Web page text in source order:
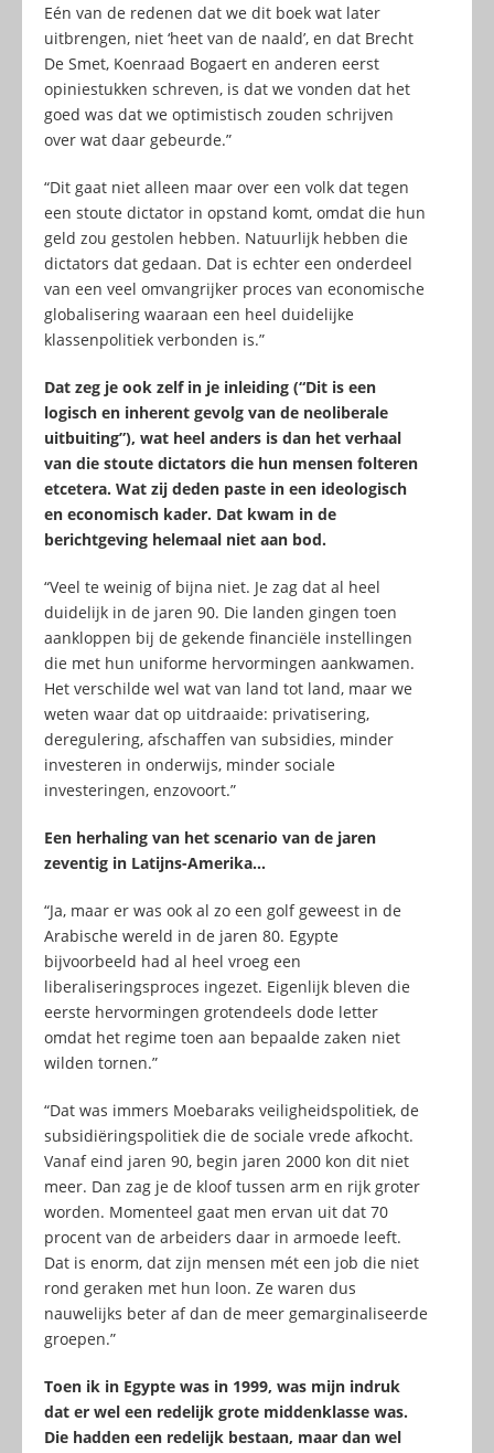
Eén van de redenen dat we dit boek wat later
uitbrengen, niet ‘heet van de naald’, en dat Brecht
De Smet, Koenraad Bogaert en anderen eerst
opiniestukken schreven, is dat we vonden dat het
goed was dat we optimistisch zouden schrijven
over wat daar gebeurde.”
“Dit gaat niet alleen maar over een volk dat tegen
een stoute dictator in opstand komt, omdat die hun
geld zou gestolen hebben. Natuurlijk hebben die
dictators dat gedaan. Dat is echter een onderdeel
van een veel omvangrijker proces van economische
globalisering waaraan een heel duidelijke
klassenpolitiek verbonden is.”
Dat zeg je ook zelf in je inleiding (“Dit is een
logisch en inherent gevolg van de neoliberale
uitbuiting”), wat heel anders is dan het verhaal
van die stoute dictators die hun mensen folteren
etcetera. Wat zij deden paste in een ideologisch
en economisch kader. Dat kwam in de
berichtgeving helemaal niet aan bod.
“Veel te weinig of bijna niet. Je zag dat al heel
duidelijk in de jaren 90. Die landen gingen toen
aankloppen bij de gekende financiële instellingen
die met hun uniforme hervormingen aankwamen.
Het verschilde wel wat van land tot land, maar we
weten waar dat op uitdraaide: privatisering,
deregulering, afschaffen van subsidies, minder
investeren in onderwijs, minder sociale
investeringen, enzovoort.”
Een herhaling van het scenario van de jaren
zeventig in Latijns-Amerika…
“Ja, maar er was ook al zo een golf geweest in de
Arabische wereld in de jaren 80. Egypte
bijvoorbeeld had al heel vroeg een
liberaliseringsproces ingezet. Eigenlijk bleven die
eerste hervormingen grotendeels dode letter
omdat het regime toen aan bepaalde zaken niet
wilden tornen.”
“Dat was immers Moebaraks veiligheidspolitiek, de
subsidiëringspolitiek die de sociale vrede afkocht.
Vanaf eind jaren 90, begin jaren 2000 kon dit niet
meer. Dan zag je de kloof tussen arm en rijk groter
worden. Momenteel gaat men ervan uit dat 70
procent van de arbeiders daar in armoede leeft.
Dat is enorm, dat zijn mensen mét een job die niet
rond geraken met hun loon. Ze waren dus
nauwelijks beter af dan de meer gemarginaliseerde
groepen.”
Toen ik in Egypte was in 1999, was mijn indruk
dat er wel een redelijk grote middenklasse was.
Die hadden een redelijk bestaan, maar dan wel